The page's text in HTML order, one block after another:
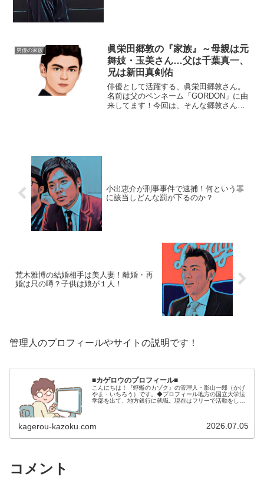
男優の家族
眞栄田郷敦の『家族』～母親は元
舞妓・玉美さん…父は千葉真一、
兄は新田真剣佑
俳優として活躍する、眞栄田郷敦さん。
名前は父のペンネーム「GORDON」に由
来してます！今回は、そんな郷敦さんを
小出恵介が刑事事件で逮捕！何という罪
に該当しどんな罰が下るのか？
荒木雅博の結婚相手は美人妻！離婚・再
婚は只の噂？子供は娘が１人！
管理人のプロフィールやサイトの説明です！
■カゲロウのプロフィール■
こんにちは！『蜉蝣のカゾク』の管理人・影山一郎（かげ
やま・いちろう）です。◆プロフィール地方の国立大学法
学部を出て、地方銀行に就職。現在はフリーで活動をして
kagerou-kazoku.com 2026.07.05
コメント